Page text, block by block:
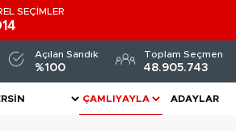
SEÇİMLER
Açılan Sandık
%100
Toplam Seçmen
48.905.743
ADAYLAR